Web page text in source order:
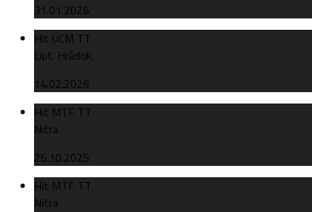
31.01.2026
Hit UCM TT
Lipt. Hrádok
14.02.2026
Hit MTF TT
Nitra
26.10.2025
Hit MTF TT
Nitra